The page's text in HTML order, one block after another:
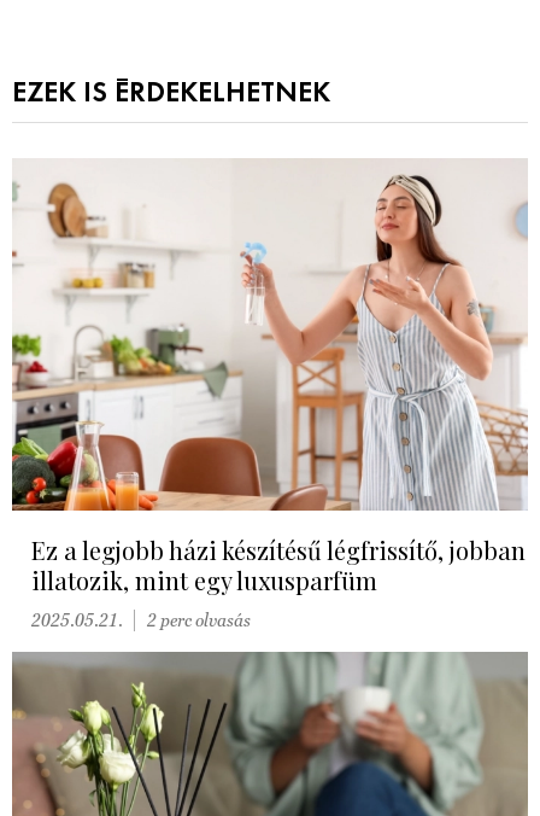
EZEK IS ÉRDEKELHETNEK
Ez a legjobb házi készítésű légfrissítő, jobban
illatozik, mint egy luxusparfüm
2025.05.21. 2 perc olvasás